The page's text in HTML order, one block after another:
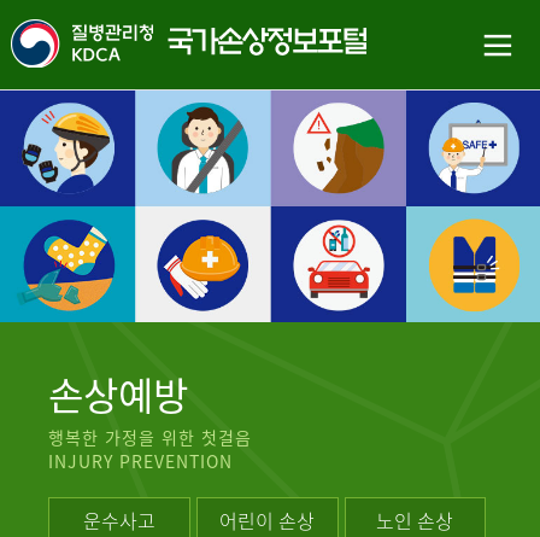
손상예방
행복한 가정을 위한 첫걸음
INJURY PREVENTION
운수사고 어린이 손상
노인 손상